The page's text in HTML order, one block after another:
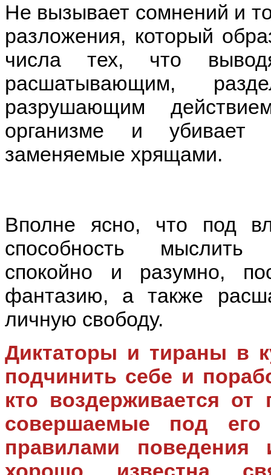
Не вызывает сомнений и
разложения, который
числа тех, что
расшатывающим,
разрушающим
организме и убивает
заменяемые хрящами.
Вполне ясно, что под
способность мыслить
спокойно и разумно,
фантазию, а также
личную свободу.
Диктаторы и тираны в
подчинить себе и
кто воздерживается от
совершаемые под
правилами